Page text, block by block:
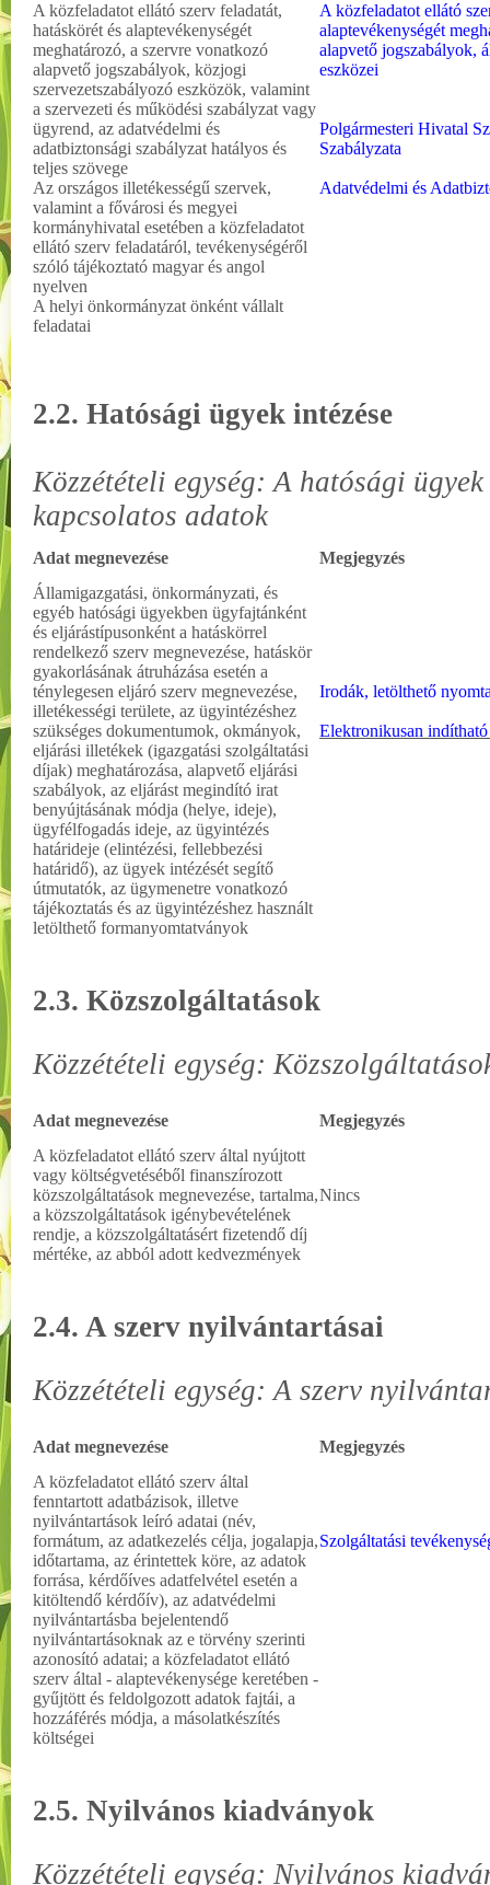
A közfeladatot ellátó szerv feladatát,
hatáskörét és alaptevékenységét
meghatározó, a szervre vonatkozó
alapvető jogszabályok, közjogi
szervezetszabályozó eszközök, valamint
a szervezeti és működési szabályzat vagy
ügyrend, az adatvédelmi és
adatbiztonsági szabályzat hatályos és
teljes szövege
Az országos illetékességű szervek,
valamint a fővárosi és megyei
kormányhivatal esetében a közfeladatot
ellátó szerv feladatáról, tevékenységéről
szóló tájékoztató magyar és angol
nyelven
A helyi önkormányzat önként vállalt
feladatai
A közfeladatot ellátó
alaptevékenységét
alapvető jogszabályok,
eszközei
Polgármesteri Hivatal
Szabályzata
Adatvédelmi és
2.2. Hatósági ügyek intézése
Közzétételi egység: A hatósági
kapcsolatos adatok
Adat megnevezése
Megjegyzés
Államigazgatási, önkormányzati, és
egyéb hatósági ügyekben ügyfajtánként
és eljárástípusonként a hatáskörrel
rendelkező szerv megnevezése, hatáskör
gyakorlásának átruházása esetén a
ténylegesen eljáró szerv megnevezése,
illetékességi területe, az ügyintézéshez
szükséges dokumentumok, okmányok,
eljárási illetékek (igazgatási szolgáltatási
díjak) meghatározása, alapvető eljárási
szabályok, az eljárást megindító irat
benyújtásának módja (helye, ideje),
ügyfélfogadás ideje, az ügyintézés
határideje (elintézési, fellebbezési
határidő), az ügyek intézését segítő
útmutatók, az ügymenetre vonatkozó
tájékoztatás és az ügyintézéshez használt
letölthető formanyomtatványok
Irodák, letölthető
Elektronikusan
2.3. Közszolgáltatások
Közzétételi egység:
Adat megnevezése
Megjegyzés
A közfeladatot ellátó szerv által nyújtott
vagy költségvetéséből finanszírozott
közszolgáltatások megnevezése, tartalma,
a közszolgáltatások igénybevételének
rendje, a közszolgáltatásért fizetendő díj
mértéke, az abból adott kedvezmények
Nincs
2.4. A szerv nyilvántartásai
Közzétételi egység: A szerv
Adat megnevezése
Megjegyzés
A közfeladatot ellátó szerv által
fenntartott adatbázisok, illetve
nyilvántartások leíró adatai (név,
formátum, az adatkezelés célja, jogalapja,
időtartama, az érintettek köre, az adatok
forrása, kérdőíves adatfelvétel esetén a
kitöltendő kérdőív), az adatvédelmi
nyilvántartásba bejelentendő
nyilvántartásoknak az e törvény szerinti
azonosító adatai; a közfeladatot ellátó
szerv által - alaptevékenysége keretében -
gyűjtött és feldolgozott adatok fajtái, a
hozzáférés módja, a másolatkészítés
költségei
Szolgáltatási
2.5. Nyilvános kiadványok
Közzétételi egység: Nyilvános